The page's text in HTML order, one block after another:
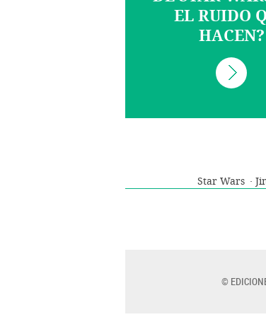
EL RUIDO
HACEN?
Star Wars
©